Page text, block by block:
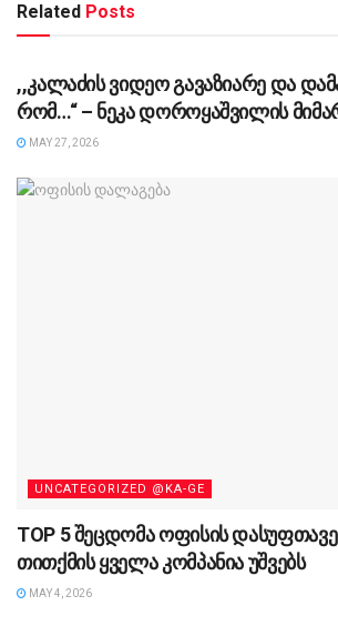
Related Posts
UNCATEGORIZED @KA-GE
,,კალაძის ვიდეო გავაზიარე და
რომ…“ – ნეკა დოროყაშვილის
MAY 27, 2026
UNCATEGORIZED @KA-GE
TOP 5 შეცდომა ოფისის
თითქმის ყველა კომპანია უშვებს
MAY 4, 2026